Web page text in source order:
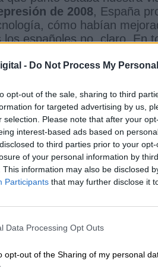
- Do Not Process My
opt-out of the sale, sharing to third
for targeted advertising by us,
selection. Please note that after your
interest-based ads based on
to third parties prior to your
of your personal information by
This information may also be disclosed
Participants that may further disclose it
Data Processing Opt Outs
opt-out of the Sharing of my personal
de 2008, España
cómo habían
españoles no, claro. En
los medios para montarse
Mariano Rajoy en un
común y el mercado
en los guetos de los
a la pobreza no
bien la vida.Así que cada
se ganaban bien la vida
la libertad de los
del destino
españoles y les hizo
libertad, igualdad de
su socialismo se colaron
de pobres muy pobres